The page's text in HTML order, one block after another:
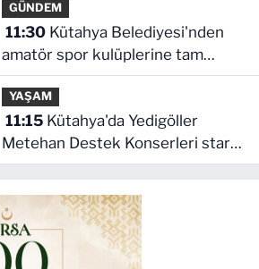
GÜNDEM
11:30Kütahya Belediyesi'nden
amatör spor kulüplerine tam
destek
YAŞAM
11:15Kütahya'da Yedigöller
Metehan Destek Konserleri start
aldı